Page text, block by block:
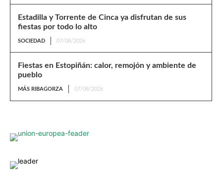
Estadilla y Torrente de Cinca ya disfrutan de sus
fiestas por todo lo alto
SOCIEDAD 07/08/2026
Fiestas en Estopiñán: calor, remojón y ambiente de
pueblo
MÁS RIBAGORZA 07/08/2026